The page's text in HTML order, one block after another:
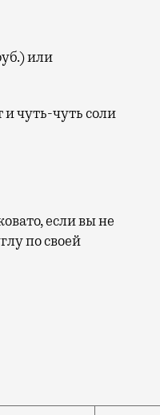
или
и чуть-чуть соли
если вы не
по своей
и крок-мадам,